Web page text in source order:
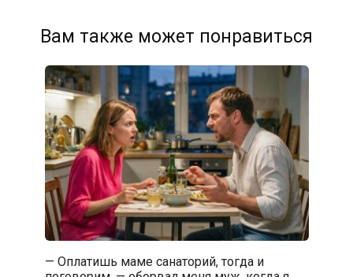
Вам также может понравиться
— Оплатишь маме санаторий, тогда и